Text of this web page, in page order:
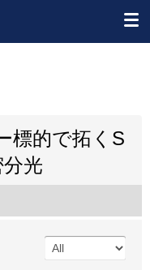
標的で拓くS
光